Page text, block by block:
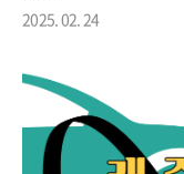
2025. 02. 24